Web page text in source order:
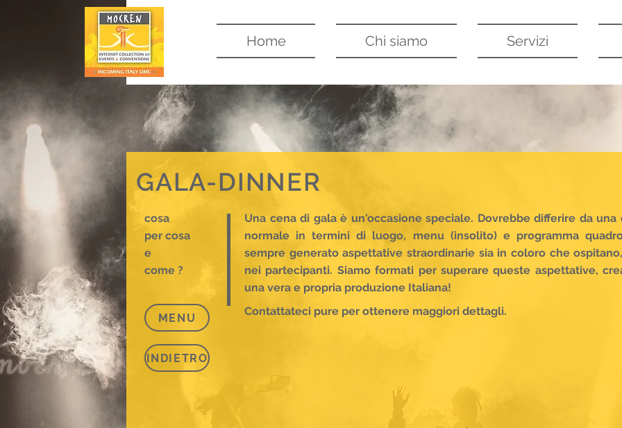
Home Chi siamo Servizi
GALA-DINNER
cosa
per cosa
e
come ?
Una cena di gala è un'occasione speciale. Dovrebbe differire da una
normale in termini di luogo, menu (insolito) e programma
sempre generato aspettative straordinarie sia in coloro che
nei partecipanti. Siamo formati per superare queste aspettative,
una vera e propria produzione Italiana!
Contattateci pure per ottenere maggiori dettagli.
MENU
INDIETRO